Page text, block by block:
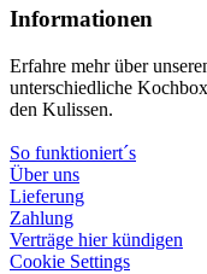
Informationen
Erfahre mehr über
unterschiedliche
den Kulissen.
So funktioniert´s
Über uns
Lieferung
Zahlung
Verträge hier kündigen
Cookie Settings